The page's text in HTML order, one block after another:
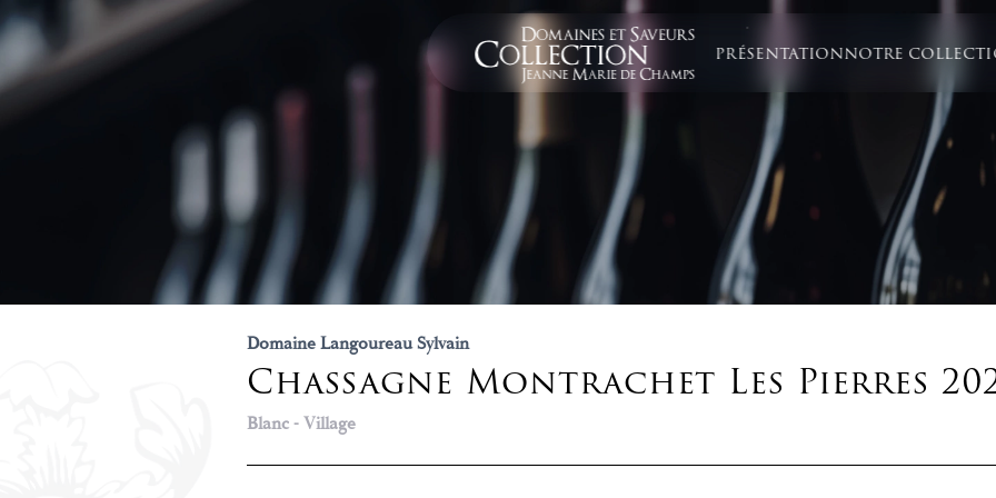
PRÉSENTATIONNOTRE
Domaine Langoureau Sylvain
Chassagne Montrachet Les Pierres
Blanc - Village